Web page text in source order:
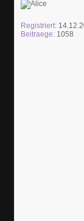
Registriert:
Beitraege: 1058